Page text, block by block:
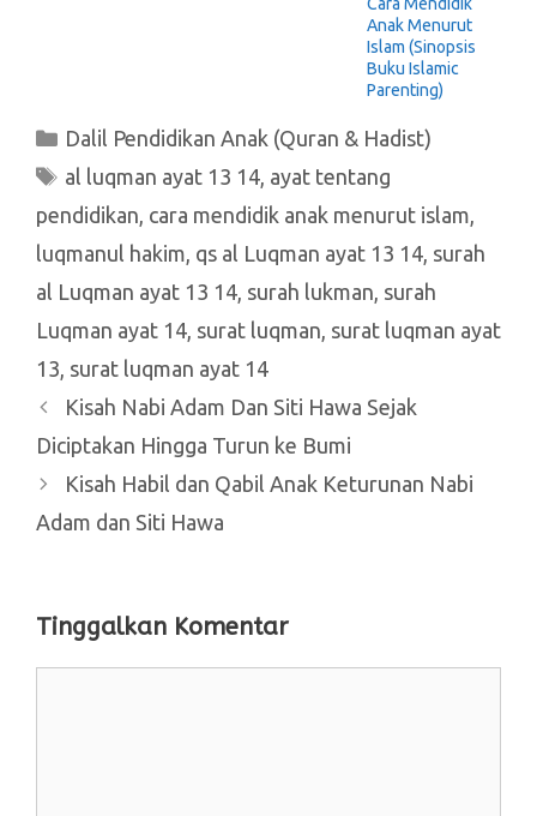
Anak Menurut
Islam (Sinopsis
Buku Islamic
Parenting)
Kategori
Dalil Pendidikan Anak (Quran & Hadist)
Tag
al luqman ayat 13 14, ayat tentang
pendidikan, cara mendidik anak menurut islam,
luqmanul hakim, qs al Luqman ayat 13 14, surah
al Luqman ayat 13 14, surah lukman, surah
Luqman ayat 14, surat luqman, surat luqman ayat
13, surat luqman ayat 14
Kisah Nabi Adam Dan Siti Hawa Sejak
Diciptakan Hingga Turun ke Bumi
Kisah Habil dan Qabil Anak Keturunan Nabi
Adam dan Siti Hawa
Tinggalkan Komentar